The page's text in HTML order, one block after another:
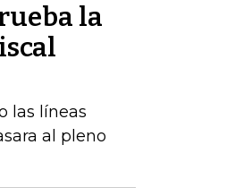
la
las líneas
al pleno